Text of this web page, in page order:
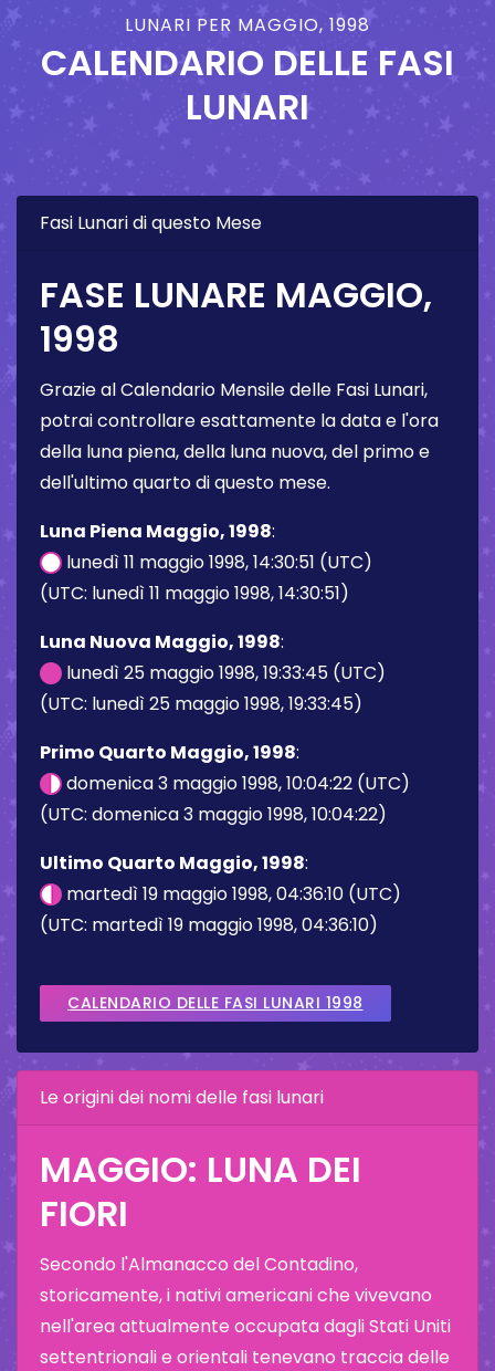
LUNARI PER MAGGIO, 1998
CALENDARIO DELLE FASI
LUNARI
Fasi Lunari di questo Mese
FASE LUNARE MAGGIO,
1998
Grazie al Calendario Mensile delle Fasi Lunari,
potrai controllare esattamente la data e l'ora
della luna piena, della luna nuova, del primo e
dell'ultimo quarto di questo mese.
Luna Piena Maggio, 1998:
lunedì 11 maggio 1998, 14:30:51 (UTC)
(UTC: lunedì 11 maggio 1998, 14:30:51)
Luna Nuova Maggio, 1998:
lunedì 25 maggio 1998, 19:33:45 (UTC)
(UTC: lunedì 25 maggio 1998, 19:33:45)
Primo Quarto Maggio, 1998:
domenica 3 maggio 1998, 10:04:22 (UTC)
(UTC: domenica 3 maggio 1998, 10:04:22)
Ultimo Quarto Maggio, 1998:
martedì 19 maggio 1998, 04:36:10 (UTC)
(UTC: martedì 19 maggio 1998, 04:36:10)
CALENDARIO DELLE FASI LUNARI 1998
Le origini dei nomi delle fasi lunari
MAGGIO: LUNA DEI
FIORI
Secondo l'Almanacco del Contadino,
storicamente, i nativi americani che vivevano
nell'area attualmente occupata dagli Stati Uniti
settentrionali e orientali tenevano traccia delle